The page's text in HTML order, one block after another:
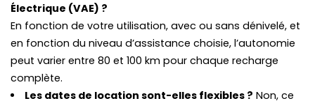
Électrique (VAE) ?
En fonction de votre utilisation, avec ou sans dénivelé, et
en fonction du niveau d’assistance choisie, l’autonomie
peut varier entre 80 et 100 km pour chaque recharge
complète.
Les dates de location sont-elles flexibles ? Non, ce